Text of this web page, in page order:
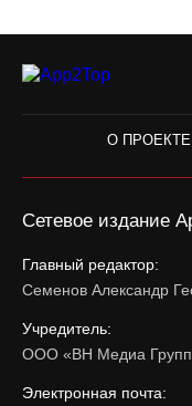
О ПРОЕКТЕ
Сетевое издание
Главный редактор:
Семенов Александр
Учредитель:
ООО «ВН Медиа
Электронная почта: